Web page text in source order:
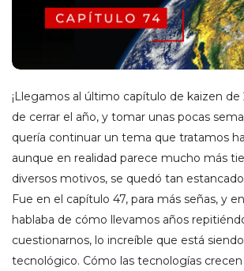
í
g
u
e
z
d
¡Llegamos al último capítulo de kaizen
de cerrar el año, y tomar unas pocas
quería continuar un tema que tratamos
aunque en realidad parece mucho más
diversos motivos, se quedó tan
Fue en el capítulo 47, para más señas, y
hablaba de cómo llevamos años
cuestionarnos, lo increíble que está
tecnológico. Cómo las tecnologías crecen